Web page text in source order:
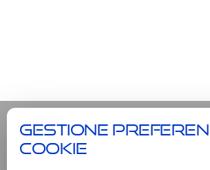
Gestione
cookie